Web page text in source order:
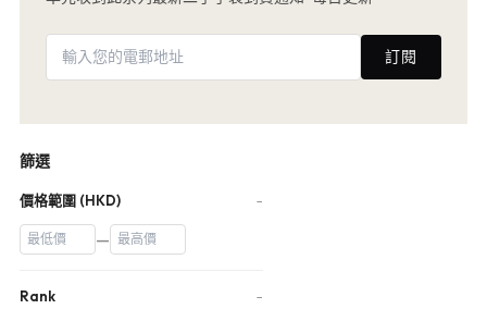
訂閱
篩選
價格範圍 (HKD) −
—
Rank −